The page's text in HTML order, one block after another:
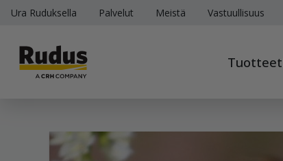
Ura Ruduksella Palvelut Meistä Vastuullisuus
Tuotteet